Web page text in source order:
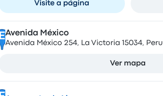
Visite a página
EAvenida México
Avenida México 254, La Victoria 15034, Peru
Ver mapa